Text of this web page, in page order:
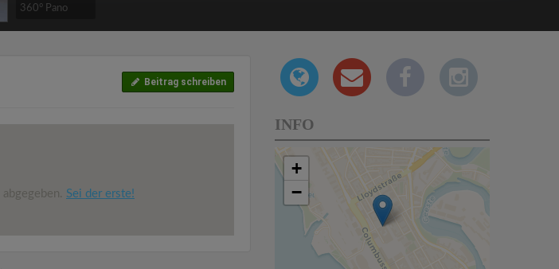
360° Pano
Beitrag schreiben
abgegeben. Sei der erste!
INFO
+
−